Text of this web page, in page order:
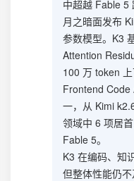
中超越 Fable 5
月之暗面发布
参数模型。K3
Attention
100 万 token
Frontend Code
一，从 Kimi
领域中 6 项居
Fable 5。
K3 在编码、知
但整体性能仍